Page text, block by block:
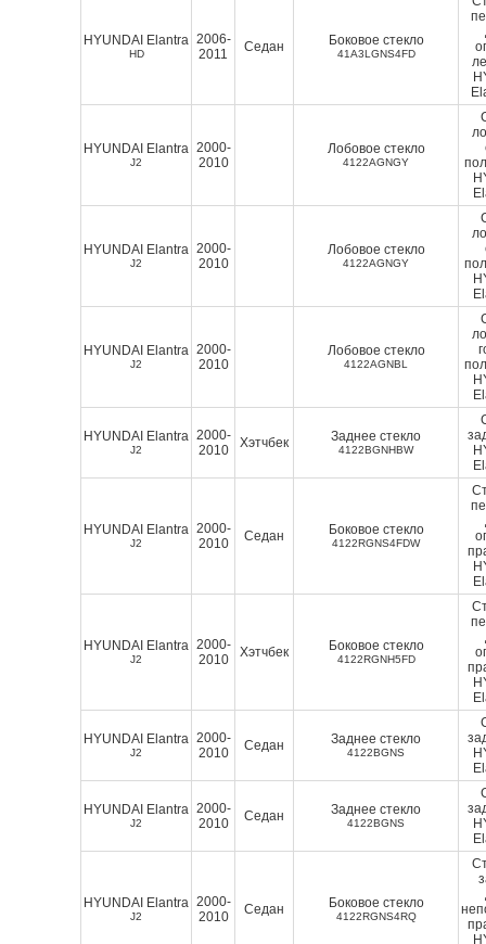
HYUNDAI Elantra
HD
2006-
2011
Седан Боковое стекло
41A3LGNS4FD
HYUNDAI Elantra
J2
2000-
2010
Лобовое стекло
4122AGNGY
HYUNDAI Elantra
J2
2000-
2010
Лобовое стекло
4122AGNGY
HYUNDAI Elantra
J2
2000-
2010
Лобовое стекло
4122AGNBL
HYUNDAI Elantra
J2
2000-
2010
Хэтчбек Заднее стекло
4122BGNHBW
HYUNDAI Elantra
J2
2000-
2010
Седан Боковое стекло
4122RGNS4FDW
HYUNDAI Elantra
J2
2000-
2010
Хэтчбек Боковое стекло
4122RGNH5FD
HYUNDAI Elantra
J2
2000-
2010
Седан Заднее стекло
4122BGNS
HYUNDAI Elantra
J2
2000-
2010
Седан Заднее стекло
4122BGNS
HYUNDAI Elantra
J2
2000-
2010
Седан Боковое стекло
4122RGNS4RQ